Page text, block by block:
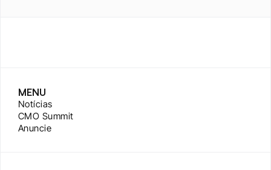
MENU
Notícias
CMO Summit
Anuncie